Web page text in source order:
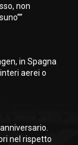
non
in Spagna
aerei o
nel rispetto